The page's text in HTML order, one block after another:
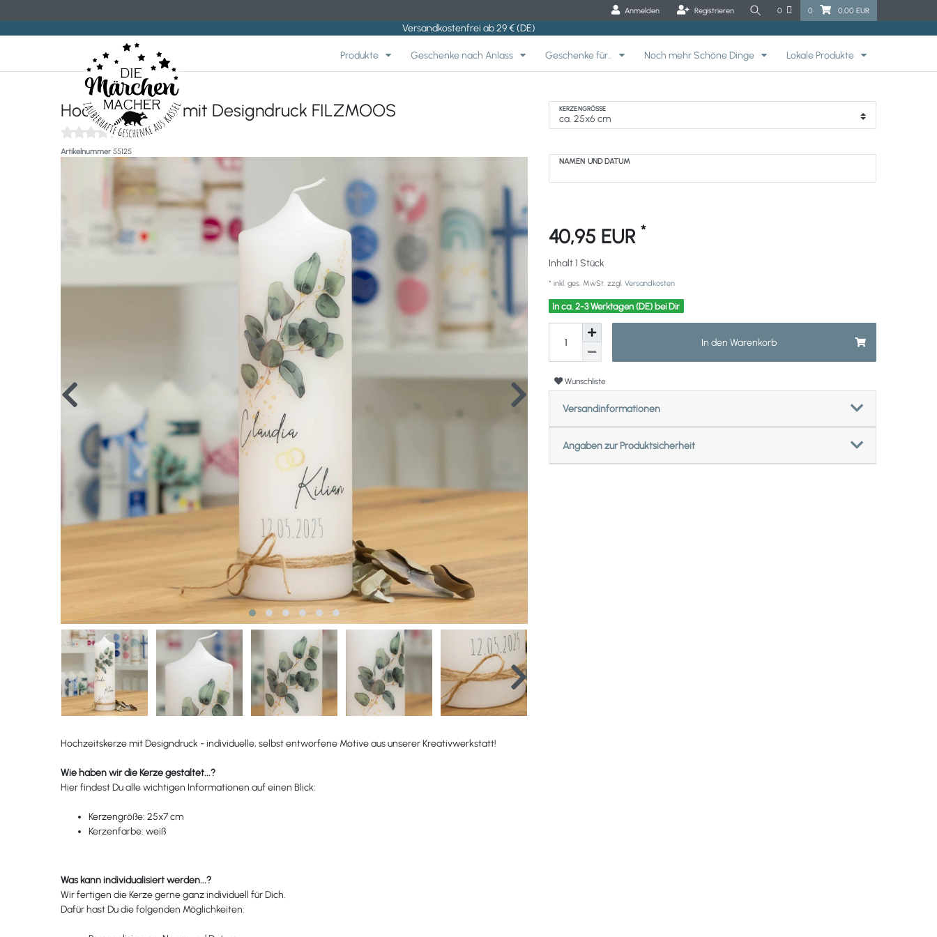
Anmelden Registrieren 0 0 0,00 EUR
Versandkostenfrei ab 29 € (DE)
Produkte Geschenke nach Anlass Geschenke für.. Noch mehr Schöne Dinge Lokale Produkte
Hochzeitskerze mit Designdruck FILZMOOS
(0)
Artikelnummer 55125
KERZENGRÖSSE
NAMEN UND DATUM
40,95 EUR *
Inhalt1 Stück
* inkl. ges. MwSt. zzgl. Versandkosten
In ca. 2-3 Werktagen (DE) bei Dir
In den Warenkorb
Wunschliste
Versandinformationen
Angaben zur Produktsicherheit
Hochzeitskerze mit Designdruck - individuelle, selbst entworfene Motive aus unserer Kreativwerkstatt!
Wie haben wir die Kerze gestaltet...?
Hier findest Du alle wichtigen Informationen auf einen Blick:
Kerzengröße: 25x7 cm
Kerzenfarbe: weiß
Was kann individualisiert werden...?
Wir fertigen die Kerze gerne ganz individuell für Dich.
Dafür hast Du die folgenden Möglichkeiten: